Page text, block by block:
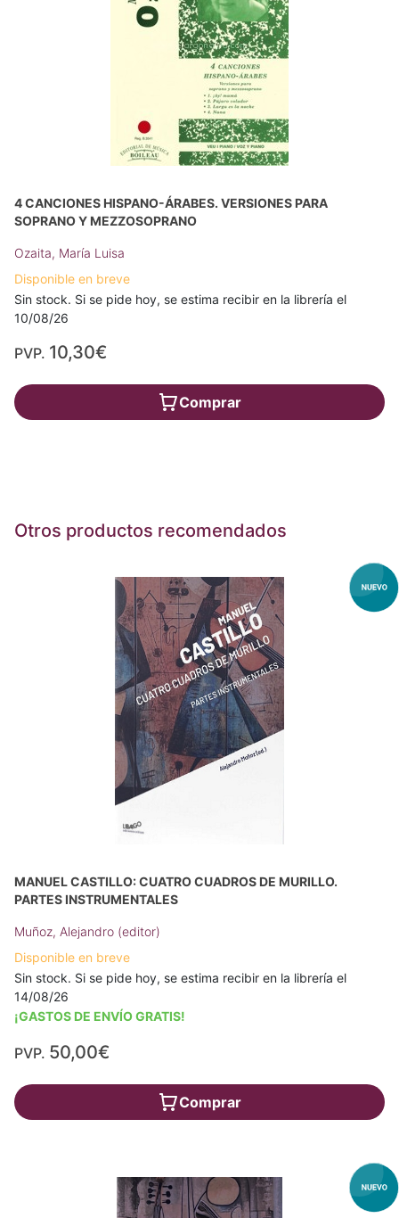
4 CANCIONES HISPANO-ÁRABES. VERSIONES PARA
SOPRANO Y MEZZOSOPRANO
Ozaita, María Luisa
Disponible en breve
Sin stock. Si se pide hoy, se estima recibir en la librería el
10/08/26
PVP. 10,30€
Comprar
Otros productos recomendados
MANUEL CASTILLO: CUATRO CUADROS DE MURILLO.
PARTES INSTRUMENTALES
Muñoz, Alejandro (editor)
Disponible en breve
Sin stock. Si se pide hoy, se estima recibir en la librería el
14/08/26
¡GASTOS DE ENVÍO GRATIS!
PVP. 50,00€
Comprar